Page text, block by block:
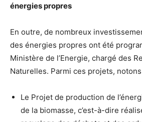
énergies propres
En outre, de nombreux
des énergies propres ont été
Ministère de l’Energie, chargé des
Naturelles. Parmi ces projets,
Le Projet de production de
de la biomasse, c’est-à-dire